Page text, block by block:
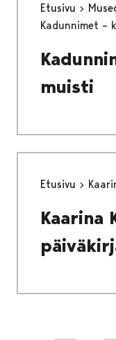
Etusivu
Kadunnimet –
muisti
Etusivu
Kaarina